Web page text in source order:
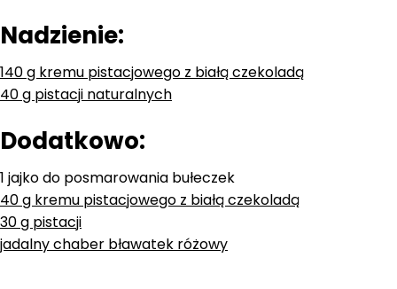
Nadzienie:
140 g kremu pistacjowego z białą czekoladą
40 g pistacji naturalnych
Dodatkowo:
1 jajko do posmarowania bułeczek
40 g kremu pistacjowego z białą czekoladą
30 g pistacji
jadalny chaber bławatek różowy